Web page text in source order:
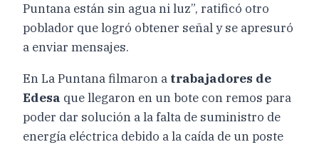
Puntana están sin agua ni luz”, ratificó otro
poblador que logró obtener señal y se apresuró
a enviar mensajes.
En La Puntana filmaron a trabajadores de
Edesa que llegaron en un bote con remos para
poder dar solución a la falta de suministro de
energía eléctrica debido a la caída de un poste